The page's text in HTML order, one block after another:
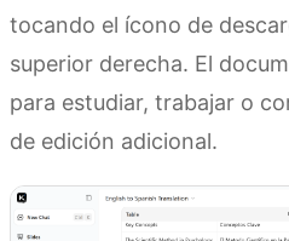
tocando el ícono de
superior derecha. El
para estudiar, trabajar o
de edición adicional.